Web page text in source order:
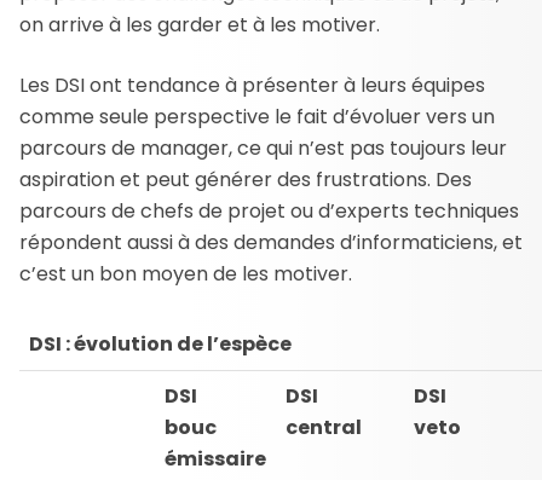
on arrive à les garder et à les motiver.
Les DSI ont tendance à présenter à leurs équipes
comme seule perspective le fait d’évoluer vers un
parcours de manager, ce qui n’est pas toujours leur
aspiration et peut générer des frustrations. Des
parcours de chefs de projet ou d’experts techniques
répondent aussi à des demandes d’informaticiens, et
c’est un bon moyen de les motiver.
DSI : évolution de l’espèce
DSI
bouc
émissaire
DSI
central
DSI
veto